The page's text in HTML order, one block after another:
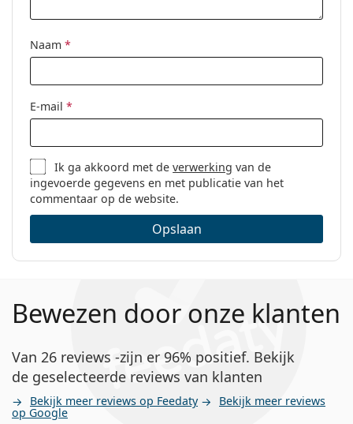
Naam *
E-mail *
Ik ga akkoord met deverwerking van de
ingevoerde gegevens en met publicatie van het
commentaar op de website.
Opslaan
Bewezen door onze klanten
Van 26 reviews -zijn er 96% positief. Bekijk
de geselecteerde reviews van klanten
Bekijk meer reviews op Feedaty Bekijk meer reviews
op Google